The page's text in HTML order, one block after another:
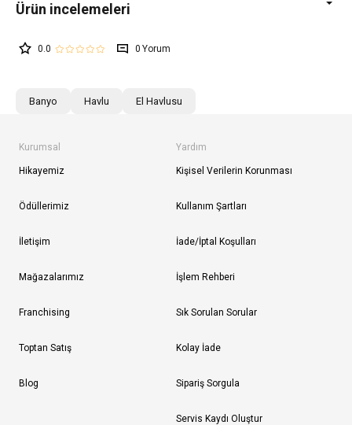
0.0 0
Banyo Havlu El Havlusu
Kurumsal
Hikayemiz
Ödüllerimiz
İletişim
Mağazalarımız
Franchising
Toptan Satış
Blog
Yardım
Kişisel Verilerin Korunması
Kullanım Şartları
İade/İptal Koşulları
İşlem Rehberi
Sık Sorulan Sorular
Kolay İade
Sipariş Sorgula
Servis Kaydı Oluştur